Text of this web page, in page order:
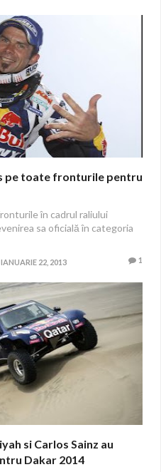
pe toate fronturile pentru
în cadrul raliului
sa oficială în categoria
22, 2013 1
si Carlos Sainz au
Dakar 2014